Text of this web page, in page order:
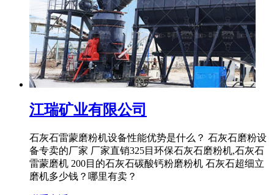
江瑞矿业有限公司
石灰石雷蒙磨粉机设备性能优势是什么？ 石灰石磨粉设
备专卖的厂家 厂家直销325目环保石灰石磨粉机,石灰石
雷蒙磨机 200目的石灰石碳酸钙粉磨粉机 石灰石超细立
磨机多少钱？哪里有卖？